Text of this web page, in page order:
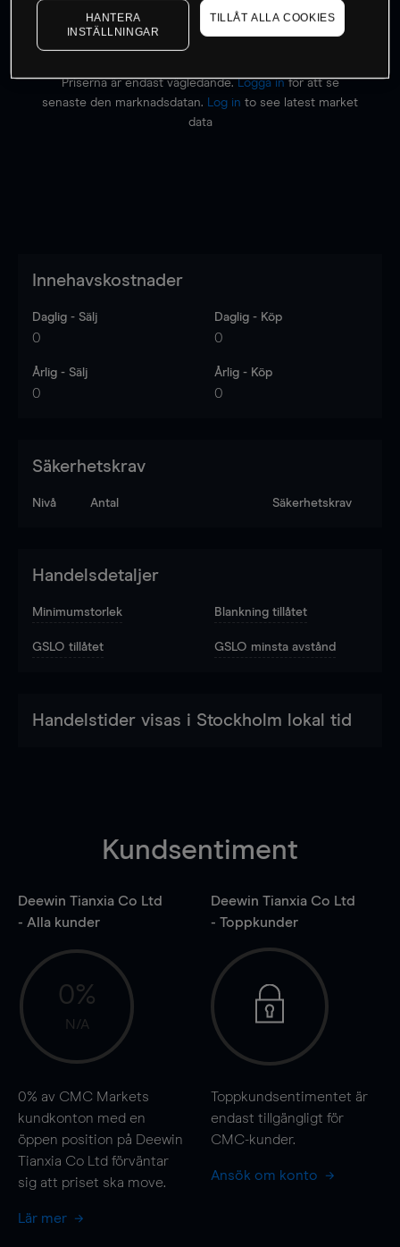
Priserna är endast vägledande.Logga inför att se
senaste den marknadsdatan.
Log in to see latest market
data
Innehavskostnader
Daglig - Sälj
0
Daglig - Köp
0
Årlig - Sälj
0
Årlig - Köp
0
Säkerhetskrav
Nivå Antal Säkerhetskrav
Handelsdetaljer
Minimumstorlek Blankning tillåtet
GSLO tillåtet GSLO minsta avstånd
Handelstider visas i Stockholm lokal tid
Kundsentiment
Deewin Tianxia Co Ltd
- Alla kunder
0%
N/A
0% av CMC Markets
kundkonton med en
öppen position på Deewin
Tianxia Co Ltd förväntar
sig att priset ska move.
Lär mer
Deewin Tianxia Co Ltd
- Toppkunder
Toppkundsentimentet är
endast tillgängligt för
CMC-kunder.
Ansök om konto
HANTERA
INSTÄLLNINGAR
TILLÅT ALLA COOKIES